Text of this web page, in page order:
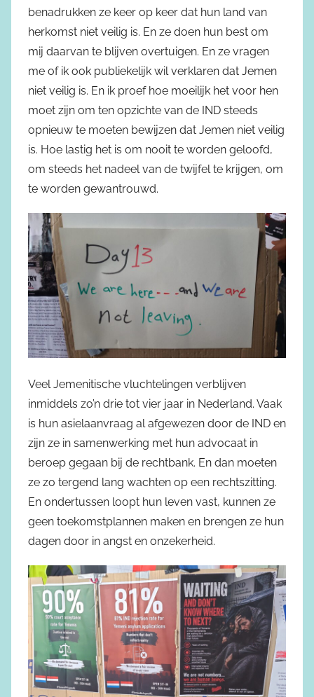
benadrukken ze keer op keer dat hun land van
herkomst niet veilig is. En ze doen hun best om
mij daarvan te blijven overtuigen. En ze vragen
me of ik ook publiekelijk wil verklaren dat Jemen
niet veilig is. En ik proef hoe moeilijk het voor hen
moet zijn om ten opzichte van de IND steeds
opnieuw te moeten bewijzen dat Jemen niet veilig
is. Hoe lastig het is om nooit te worden geloofd,
om steeds het nadeel van de twijfel te krijgen, om
te worden gewantrouwd.
Veel Jemenitische vluchtelingen verblijven
inmiddels zo’n drie tot vier jaar in Nederland. Vaak
is hun asielaanvraag al afgewezen door de IND en
zijn ze in samenwerking met hun advocaat in
beroep gegaan bij de rechtbank. En dan moeten
ze zo tergend lang wachten op een rechtszitting.
En ondertussen loopt hun leven vast, kunnen ze
geen toekomstplannen maken en brengen ze hun
dagen door in angst en onzekerheid.